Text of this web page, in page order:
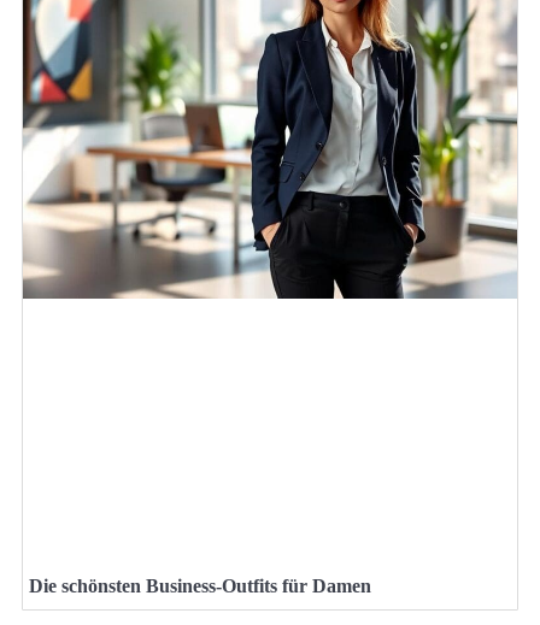
Die schönsten Business-Outfits für Damen